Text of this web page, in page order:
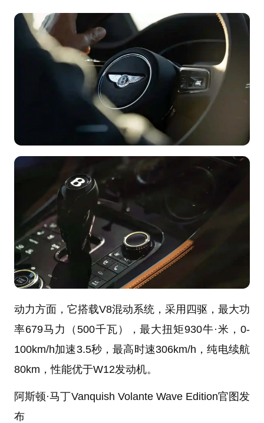
动力方面，它搭载V8混动系统，采用四驱，最大功
率679马力（500千瓦），最大扭矩930牛·米，0-
100km/h加速3.5秒，最高时速306km/h，纯电续航
80km，性能优于W12发动机。
阿斯顿·马丁Vanquish Volante Wave Edition官图发
布